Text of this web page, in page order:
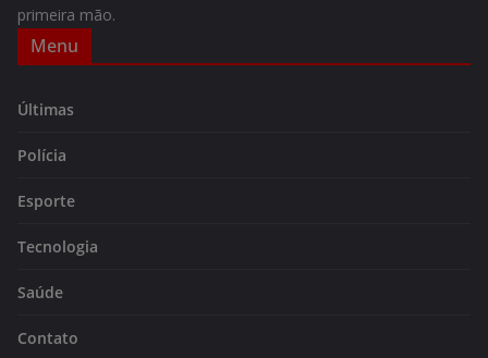
primeira mão.
Menu
Últimas
Polícia
Esporte
Tecnologia
Saúde
Contato